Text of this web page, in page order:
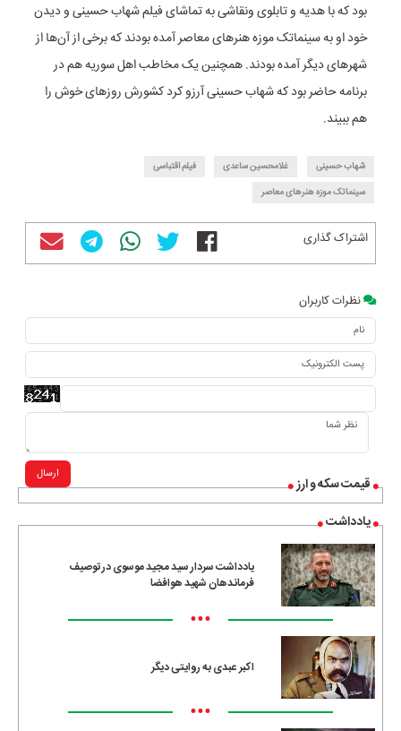
قیمت سکه و ارز
یادداشت
یادداشت سردار سید مجید موسوی در توصیف
فرماندهان شهید هوافضا
•••
اکبر عبدی به روایتی دیگر
•••
بود که با هدیه و تابلوی ونقاشی به تماشای فیلم شهاب حسینی و دیدن
خود او به سینماتک موزه هنرهای معاصر آمده بودند که برخی از آن‌ها از
شهرهای دیگر آمده بودند. همچنین یک مخاطب اهل سوریه هم در
برنامه حاضر بود که شهاب حسینی آرزو کرد کشورش روزهای خوش را
هم ببیند.
شهاب حسینی غلامحسین ساعدی
فیلم اقتباسی
سینماتک موزه هنرهای معاصر
اشتراک گذاری
نظرات کاربران
ارسال